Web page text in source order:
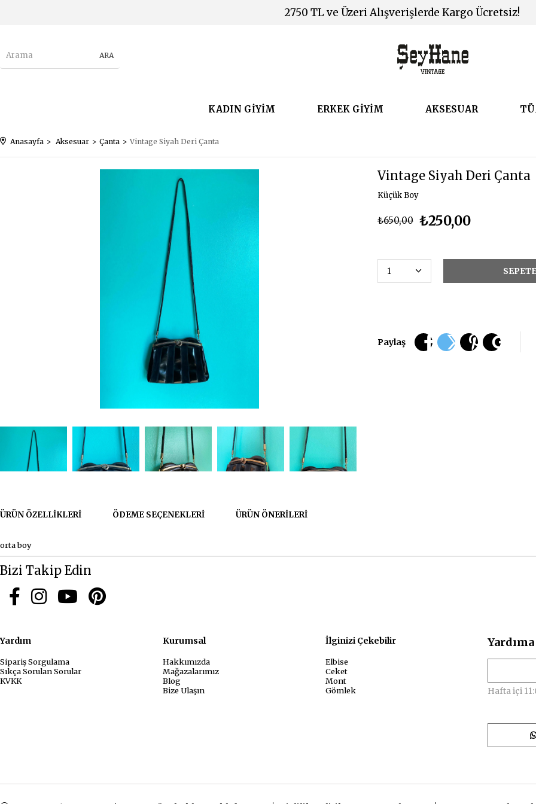
2750 TL ve Üzeri Alışverişlerde Kargo Ücretsiz!
KADIN GİYİM ERKEK GİYİM AKSESUAR
Anasayfa Aksesuar Çanta Vintage Siyah Deri Çanta
Vintage Siyah Deri Çanta
Küçük Boy
₺650,00 ₺250,00
Paylaş
ÜRÜN ÖZELLIKLERI ÖDEME SEÇENEKLERI ÜRÜN ÖNERILERI
orta boy
Bizi Takip Edin
Yardım
Sipariş Sorgulama
Sıkça Sorulan Sorular
KVKK
Kurumsal
Hakkımızda
Mağazalarımız
Blog
Bize Ulaşın
İlginizi Çekebilir
Elbise
Ceket
Mont
Gömlek
Hafta içi